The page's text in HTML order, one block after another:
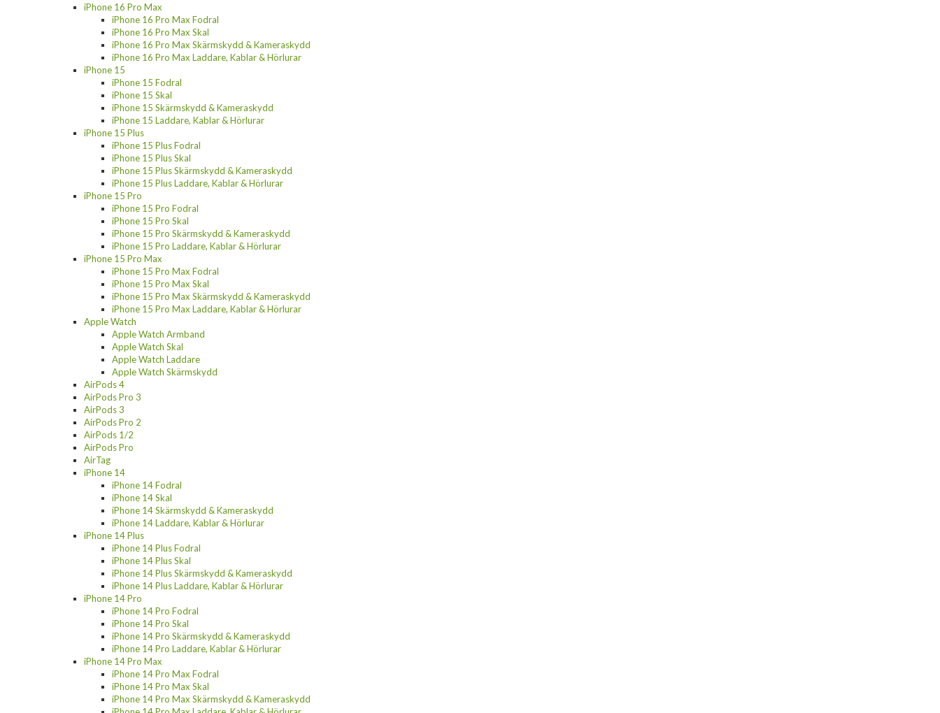
iPhone 16 Pro Max
iPhone 16 Pro Max Fodral
iPhone 16 Pro Max Skal
iPhone 16 Pro Max Skärmskydd & Kameraskydd
iPhone 16 Pro Max Laddare, Kablar & Hörlurar
iPhone 15
iPhone 15 Fodral
iPhone 15 Skal
iPhone 15 Skärmskydd & Kameraskydd
iPhone 15 Laddare, Kablar & Hörlurar
iPhone 15 Plus
iPhone 15 Plus Fodral
iPhone 15 Plus Skal
iPhone 15 Plus Skärmskydd & Kameraskydd
iPhone 15 Plus Laddare, Kablar & Hörlurar
iPhone 15 Pro
iPhone 15 Pro Fodral
iPhone 15 Pro Skal
iPhone 15 Pro Skärmskydd & Kameraskydd
iPhone 15 Pro Laddare, Kablar & Hörlurar
iPhone 15 Pro Max
iPhone 15 Pro Max Fodral
iPhone 15 Pro Max Skal
iPhone 15 Pro Max Skärmskydd & Kameraskydd
iPhone 15 Pro Max Laddare, Kablar & Hörlurar
Apple Watch
Apple Watch Armband
Apple Watch Skal
Apple Watch Laddare
Apple Watch Skärmskydd
AirPods 4
AirPods Pro 3
AirPods 3
AirPods Pro 2
AirPods 1/2
AirPods Pro
AirTag
iPhone 14
iPhone 14 Fodral
iPhone 14 Skal
iPhone 14 Skärmskydd & Kameraskydd
iPhone 14 Laddare, Kablar & Hörlurar
iPhone 14 Plus
iPhone 14 Plus Fodral
iPhone 14 Plus Skal
iPhone 14 Plus Skärmskydd & Kameraskydd
iPhone 14 Plus Laddare, Kablar & Hörlurar
iPhone 14 Pro
iPhone 14 Pro Fodral
iPhone 14 Pro Skal
iPhone 14 Pro Skärmskydd & Kameraskydd
iPhone 14 Pro Laddare, Kablar & Hörlurar
iPhone 14 Pro Max
iPhone 14 Pro Max Fodral
iPhone 14 Pro Max Skal
iPhone 14 Pro Max Skärmskydd & Kameraskydd